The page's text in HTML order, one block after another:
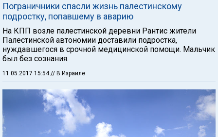
Пограничники спасли жизнь палестинскому
подростку, попавшему в аварию
На КПП возле палестинской деревни Рантис жители
Палестинской автономии доставили подростка,
нуждавшегося в срочной медицинской помощи. Мальчик
был без сознания.
11.05.2017 15:54 // В Израиле